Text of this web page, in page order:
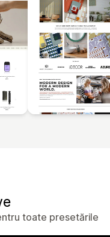
toate presetările